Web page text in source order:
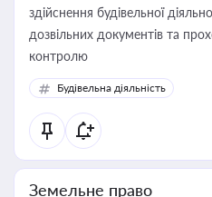
здійснення будівельної
дозвільних документів та
контролю
Будівельна діяльність
Земельне право